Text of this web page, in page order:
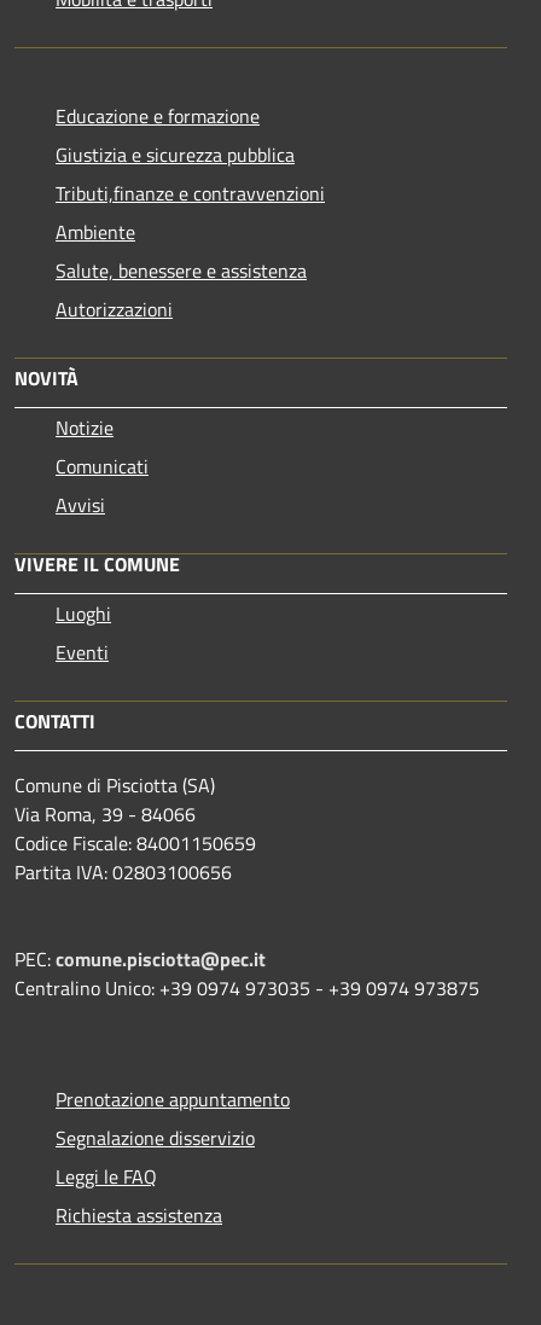
Educazione e formazione
Giustizia e sicurezza pubblica
Tributi,finanze e contravvenzioni
Ambiente
Salute, benessere e assistenza
Autorizzazioni
NOVITÀ
Notizie
Comunicati
Avvisi
VIVERE IL COMUNE
Luoghi
Eventi
CONTATTI
Comune di Pisciotta (SA)
Via Roma, 39 - 84066
Codice Fiscale: 84001150659
Partita IVA: 02803100656
PEC:comune.pisciotta@pec.it
Centralino Unico: +39 0974 973035 - +39 0974 973875
Prenotazione appuntamento
Segnalazione disservizio
Leggi le FAQ
Richiesta assistenza